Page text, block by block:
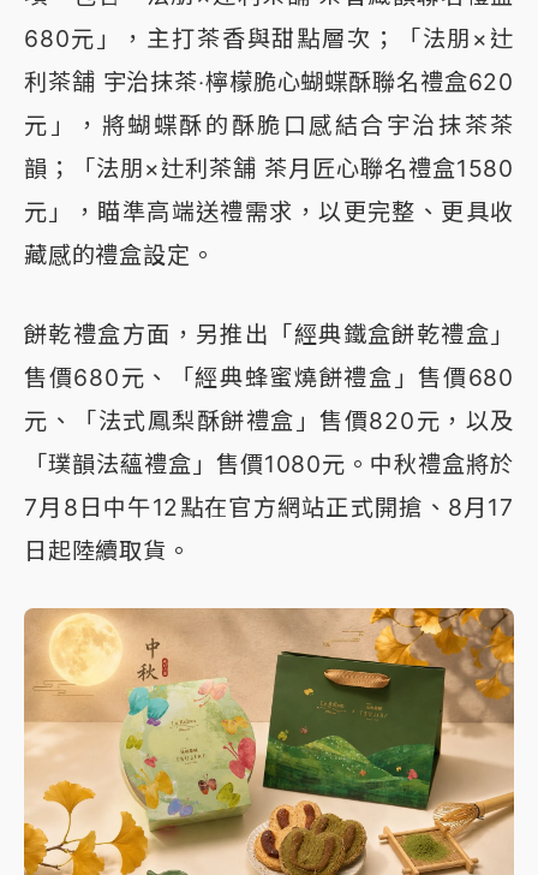
680元」，主打茶香與甜點層次；「法朋×辻
利茶舗 宇治抹茶‧檸檬脆心蝴蝶酥聯名禮盒620
元」，將蝴蝶酥的酥脆口感結合宇治抹茶茶
韻；「法朋×辻利茶舗 茶月匠心聯名禮盒1580
元」，瞄準高端送禮需求，以更完整、更具收
藏感的禮盒設定。
餅乾禮盒方面，另推出「經典鐵盒餅乾禮盒」
售價680元、「經典蜂蜜燒餅禮盒」售價680
元、「法式鳳梨酥餅禮盒」售價820元，以及
「璞韻法蘊禮盒」售價1080元。中秋禮盒將於
7月8日中午12點在官方網站正式開搶、8月17
日起陸續取貨。